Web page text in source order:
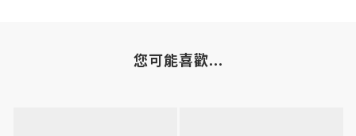
您可能喜歡...